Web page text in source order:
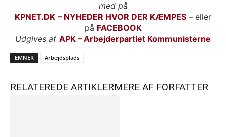
med på
KPNET.DK – NYHEDER HVOR DER KÆMPES – eller
på FACEBOOK
Udgives af APK – Arbejderpartiet Kommunisterne
EMNER Arbejdsplads
RELATEREDE ARTIKLERMERE AF FORFATTER